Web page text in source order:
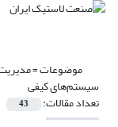
موضوعات =
سیستم‌های کیفی
تعداد مقالات: 43